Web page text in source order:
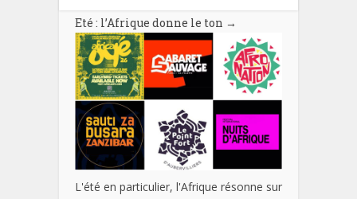
Eté : l’Afrique donne le ton →
L'été en particulier, l'Afrique résonne sur